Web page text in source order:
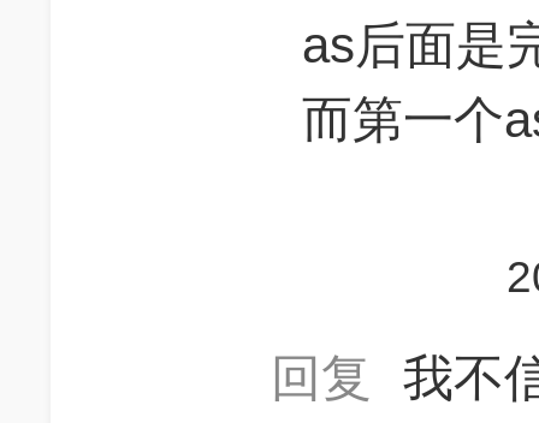
as后面是
而第一个
回复
我不